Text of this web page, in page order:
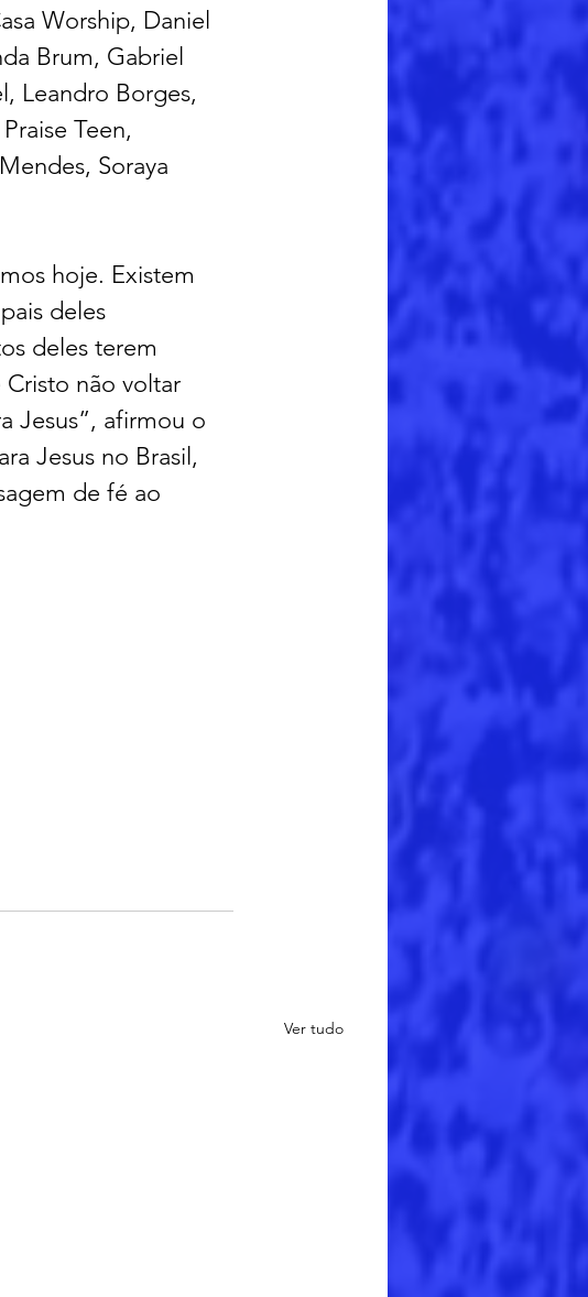
Worship, Daniel
Brum, Gabriel
Leandro Borges,
Teen,
Soraya
hoje. Existem
deles
deles terem
Cristo não voltar
Jesus”, afirmou o
Jesus no Brasil,
de fé ao
Ver tudo